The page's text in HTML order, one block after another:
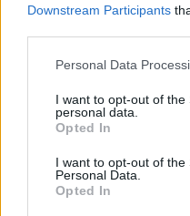
Downstream Participants
Personal Data
I want to opt-out of the
personal data.
Opted In
I want to opt-out of the
Personal Data.
Opted In
Un retour plus rapide à
Source :
NoLEEta: No
setting—A non-inferiority